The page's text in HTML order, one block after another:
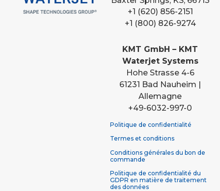
+1 (620) 856-2151
+1 (800) 826-9274
KMT GmbH – KMT
Waterjet Systems
Hohe Strasse 4-6
61231 Bad Nauheim |
Allemagne
+49-6032-997-0
Politique de confidentialité
Termes et conditions
Conditions générales du bon de
commande
Politique de confidentialité du
GDPR en matière de traitement
des données